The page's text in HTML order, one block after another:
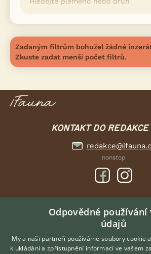
Zadaným filtrům bohužel žádné
Zkuste zadat menší počet filtrů.
KONTAKT DO REDAKCE
nonstop
DOMOVSKÁ STRÁNKA
INZERCE
DISKUSE
ČLÁNKY
Odpovědné používání
údajů
My a naši partneři používáme soubory cookie
k ukládání a zpřístupnění informací ve vašem